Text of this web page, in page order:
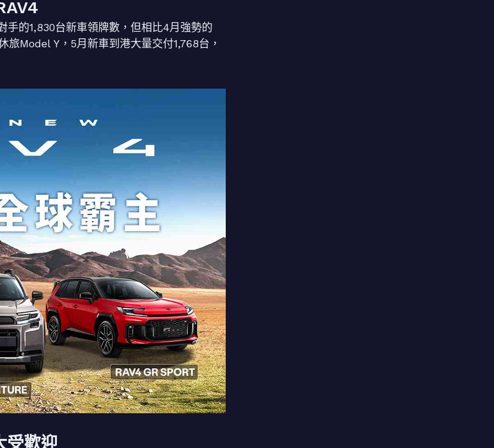
的1,830台新車領牌數，但相比4月強勢的
Model Y，5月新車到港大量交付1,768台，
受歡迎